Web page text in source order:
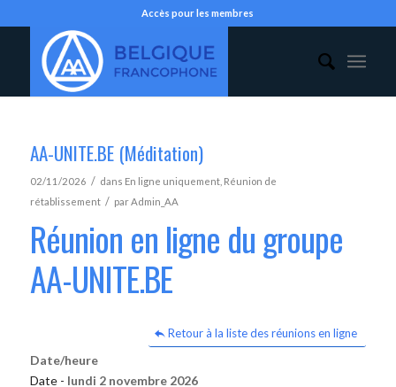
Accès pour les membres
AA-UNITE.BE (Méditation)
02/11/2026 / dans En ligne uniquement, Réunion de
rétablissement / parAdmin_AA
Réunion en ligne du groupe
AA-UNITE.BE
Retour à la liste des réunions en ligne
Date/heure
Date - lundi 2 novembre 2026